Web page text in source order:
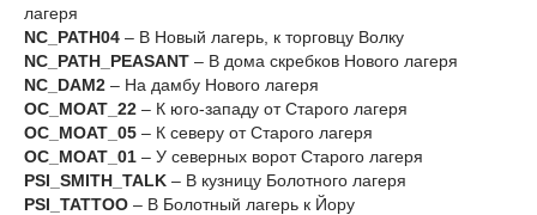
лагеря
NC_PATH04 – В Новый лагерь, к торговцу Волку
NC_PATH_PEASANT – В дома скребков Нового лагеря
NC_DAM2 – На дамбу Нового лагеря
OC_MOAT_22 – К юго-западу от Старого лагеря
OC_MOAT_05 – К северу от Старого лагеря
OC_MOAT_01 – У северных ворот Старого лагеря
PSI_SMITH_TALK – В кузницу Болотного лагеря
PSI_TATTOO – В Болотный лагерь к Йору